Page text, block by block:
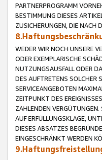
PARTNERPROGRAMM
BESTIMMUNG DIESES
ZUSICHERUNGEN, DIE NACH
WEDER WIR NOCH UNSERE
ODER EXEMPLARISCHE
NUTZUNGSAUSFALL ODER
DES AUFTRETENS SOLCHER
SERVICEANGEBOTEN
ZEITPUNKT DES
ZAHLENDEN VERGÜTUNGEN.
AUF ERFÜLLUNGSKLAGE,
DIESES ABSATZES
EINGESCHRÄNKT WERDEN